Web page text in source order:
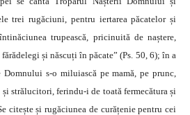
trei rugăciuni, pentru iertarea păcatelor și
trupească, pricinuită de naștere,
și născuți în păcate” (Ps. 50, 6); în a
Domnului s-o miluiască pe mamă, pe prunc,
strălucitori, ferindu-i de toată fermecătura și
citește și rugăciunea de curățenie pentru cei